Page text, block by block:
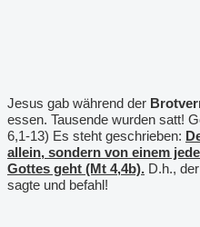
Jesus gab während der
essen. Tausende wurden satt!
6,1-13) Es steht geschrieben:
allein, sondern von einem
Gottes geht (Mt 4,4b). D.h.,
sagte und befahl!